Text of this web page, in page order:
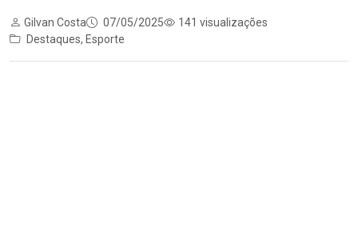
Gilvan Costa 07/05/2025
141 visualizações
Destaques, Esporte